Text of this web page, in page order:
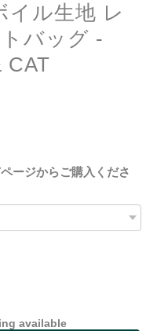
イル生地 レ
バッグ -
CAT
ージからご購入くださ
available